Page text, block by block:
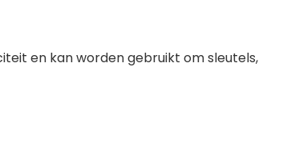
en kan worden gebruikt om sleutels,